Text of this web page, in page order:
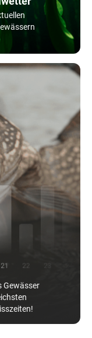
Gewässer